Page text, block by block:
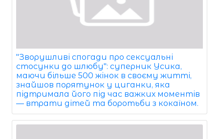
"Зворушливі спогади про сексуальні
стосунки до шлюбу": суперник Усика,
маючи більше 500 жінок в своєму житті,
знайшов порятунок у циганки, яка
підтримала його під час важких моментів
— втрати дітей та боротьби з кокаїном.